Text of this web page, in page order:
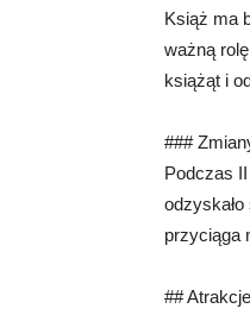
Książ ma
ważną
książąt i
###
Podczas
przyciąga
##